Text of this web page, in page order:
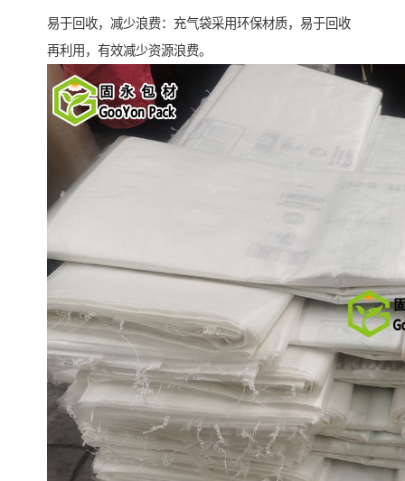
易于回收，减少浪费：充气袋采用环保材质，易于回收
再利用，有效减少资源浪费。